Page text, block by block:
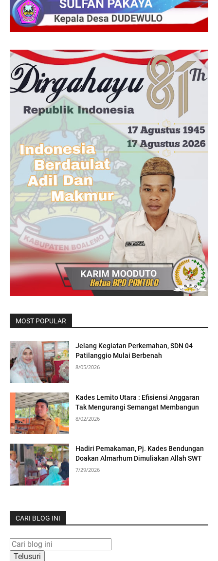
MOST POPULAR
Jelang Kegiatan Perkemahan, SDN 04
Patilanggio Mulai Berbenah
8/05/2026
Kades Lemito Utara : Efisiensi Anggaran
Tak Mengurangi Semangat Membangun
8/02/2026
Hadiri Pemakaman, Pj. Kades Bendungan
Doakan Almarhum Dimuliakan Allah SWT
7/29/2026
CARI BLOG INI